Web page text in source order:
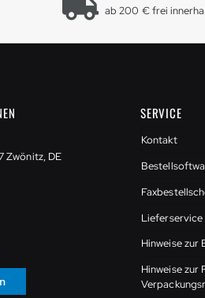
ab 200 € frei
Zwönitz, DE
SERVICE
Kontakt
Lieferservice
Hinweise zur
Hinweise zur